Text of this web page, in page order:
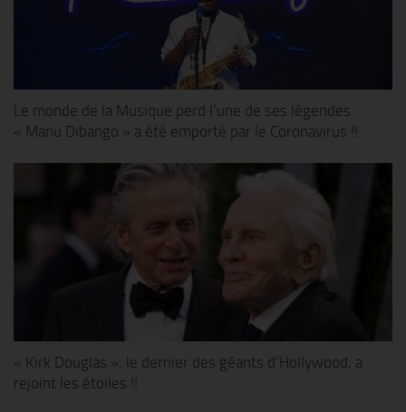
Le monde de la Musique perd l’une de ses légendes :
« Manu Dibango » a été emporté par le Coronavirus !!
« Kirk Douglas », le dernier des géants d’Hollywood, a
rejoint les étoiles !!